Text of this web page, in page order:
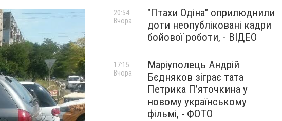
"Птахи Одіна" оприлюднили
доти неопубліковані кадри
бойової роботи, - ВІДЕО
20:54
Вчора
Маріуполець Андрій
Бєдняков зіграє тата
Петрика П’яточкина у
новому українському
фільмі, - ФОТО
17:15
Вчора